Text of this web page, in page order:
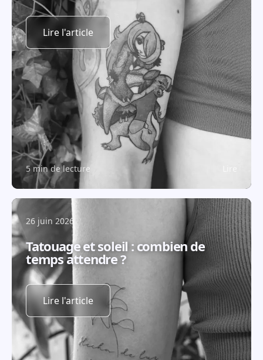
Lire l'article
5 min de lecture
26 juin 2026
Tatouage et soleil : combien de
temps attendre ?
Lire l'article